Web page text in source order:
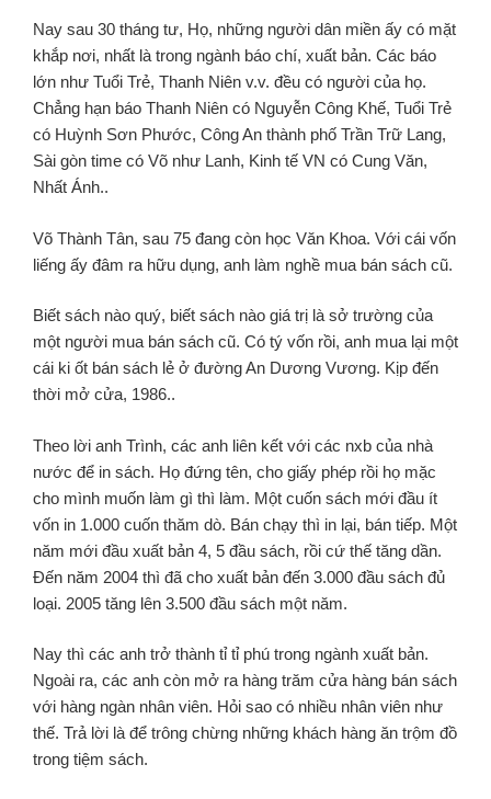
Nay sau 30 tháng tư, Họ, những người dân miền ấy có mặt
khắp nơi, nhất là trong ngành báo chí, xuất bản. Các báo
lớn như Tuổi Trẻ, Thanh Niên v.v. đều có người của họ.
Chẳng hạn báo Thanh Niên có Nguyễn Công Khế, Tuổi Trẻ
có Huỳnh Sơn Phước, Công An thành phố Trần Trữ Lang,
Sài gòn time có Võ như Lanh, Kinh tế VN có Cung Văn,
Nhất Ánh..
Võ Thành Tân, sau 75 đang còn học Văn Khoa. Với cái vốn
liếng ấy đâm ra hữu dụng, anh làm nghề mua bán sách cũ.
Biết sách nào quý, biết sách nào giá trị là sở trường của
một người mua bán sách cũ. Có tý vốn rồi, anh mua lại một
cái ki ốt bán sách lẻ ở đường An Dương Vương. Kịp đến
thời mở cửa, 1986..
Theo lời anh Trình, các anh liên kết với các nxb của nhà
nước để in sách. Họ đứng tên, cho giấy phép rồi họ mặc
cho mình muốn làm gì thì làm. Một cuốn sách mới đầu ít
vốn in 1.000 cuốn thăm dò. Bán chạy thì in lại, bán tiếp. Một
năm mới đầu xuất bản 4, 5 đầu sách, rồi cứ thế tăng dần.
Đến năm 2004 thì đã cho xuất bản đến 3.000 đầu sách đủ
loại. 2005 tăng lên 3.500 đầu sách một năm.
Nay thì các anh trở thành tỉ tỉ phú trong ngành xuất bản.
Ngoài ra, các anh còn mở ra hàng trăm cửa hàng bán sách
với hàng ngàn nhân viên. Hỏi sao có nhiều nhân viên như
thế. Trả lời là để trông chừng những khách hàng ăn trộm đồ
trong tiệm sách.